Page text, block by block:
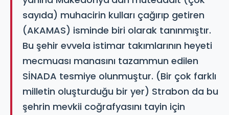
sayıda) muhacirin kulları çağırıp getiren
(AKAMAS) isminde biri olarak tanınmıştır.
Bu şehir evvela istimar takımlarının heyeti
mecmuası manasını tazammun edilen
SİNADA tesmiye olunmuştur. (Bir çok farklı
milletin oluşturduğu bir yer) Strabon da bu
şehrin mevkii coğrafyasını tayin için